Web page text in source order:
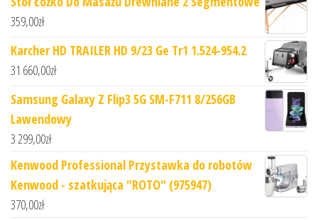
359,00zł
Karcher HD TRAILER HD 9/23 Ge Tr1 1.524-954.2
31 660,00zł
Samsung Galaxy Z Flip3 5G SM-F711 8/256GB
Lawendowy
3 299,00zł
Kenwood Professional Przystawka do robotów
Kenwood - szatkująca "ROTO" (975947)
370,00zł